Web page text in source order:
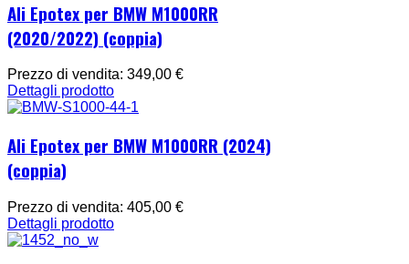
Ali Epotex per BMW M1000RR
(2020/2022) (coppia)
Prezzo di vendita: 349,00 €
Dettagli prodotto
Ali Epotex per BMW M1000RR (2024)
(coppia)
Prezzo di vendita: 405,00 €
Dettagli prodotto